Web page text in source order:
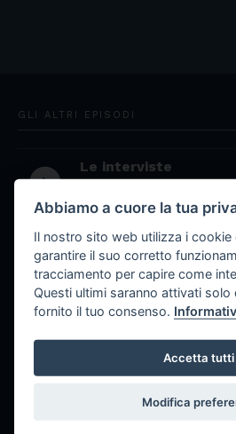
GLI ALTRI EPISODI
play_circle_filled Le interviste
20/09/2025
play_circle_filled La leggenda del
04/07/2025
play_circle_filled Intro gioco
Abbiamo a cuore la tua
Il nostro sito web utilizza i cookie
garantire il suo corretto
tracciamento per capire come
Questi ultimi saranno attivati
fornito il tuo consenso.
Accetta tutti
Modifica